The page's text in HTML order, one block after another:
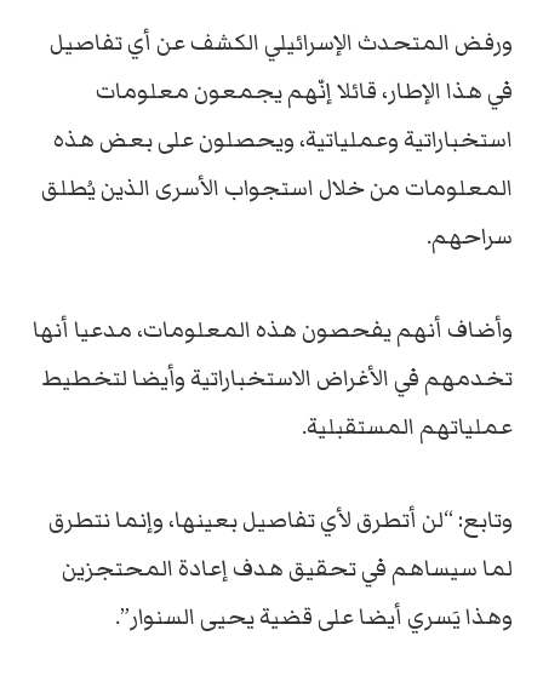
ورفض المتحدث الإسرائيلي الكشف عن أي تفاصيل
في هذا الإطار، قائلا إنّهم يجمعون معلومات
استخباراتية وعملياتية، ويحصلون على بعض هذه
المعلومات من خلال استجواب الأسرى الذين يُطلق
سراحهم.
وأضاف أنهم يفحصون هذه المعلومات، مدعيا أنها
تخدمهم في الأغراض الاستخباراتية وأيضا لتخطيط
عملياتهم المستقبلية.
وتابع: “لن أتطرق لأي تفاصيل بعينها، وإنما نتطرق
لما سيساهم في تحقيق هدف إعادة المحتجزين
وهذا يَسري أيضا على قضية يحيى السنوار”.